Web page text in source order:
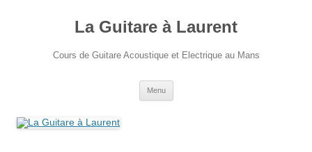
La Guitare à Laurent
Cours de Guitare Acoustique et Electrique au Mans
Menu